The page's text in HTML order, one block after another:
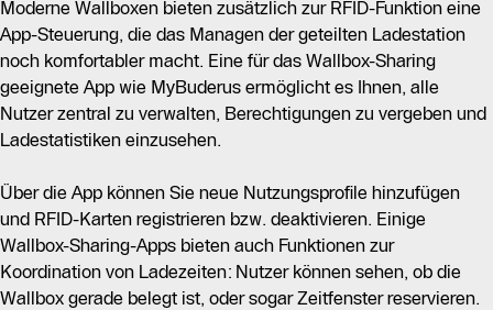
Moderne Wallboxen bieten zusätzlich zur RFID-Funktion eine
App-Steuerung, die das Managen der geteilten Ladestation
noch komfortabler macht. Eine für das Wallbox-Sharing
geeignete App wie MyBuderus ermöglicht es Ihnen, alle
Nutzer zentral zu verwalten, Berechtigungen zu vergeben und
Ladestatistiken einzusehen.
Über die App können Sie neue Nutzungsprofile hinzufügen
und RFID-Karten registrieren bzw. deaktivieren. Einige
Wallbox-Sharing-Apps bieten auch Funktionen zur
Koordination von Ladezeiten: Nutzer können sehen, ob die
Wallbox gerade belegt ist, oder sogar Zeitfenster reservieren.